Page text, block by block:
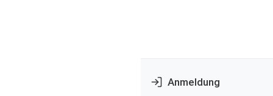
Anmeldung